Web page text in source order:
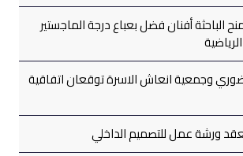
الباحثة أفنان فضل بعباع درجة الماجستير
وجمعية انعاش الاسرة توقعان اتفاقية
ورشة عمل للتصميم الداخلي